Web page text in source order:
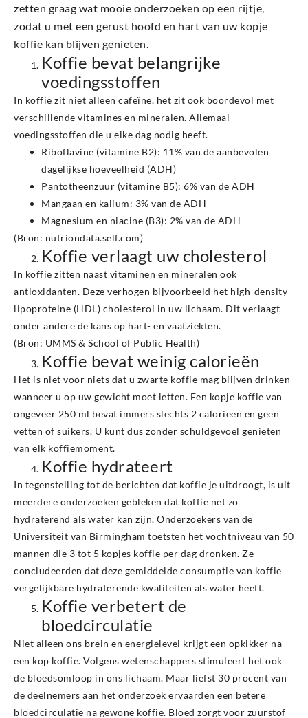
zetten graag wat mooie onderzoeken op een rijtje,
zodat u met een gerust hoofd en hart van uw kopje
koffie kan blijven genieten.
Koffie bevat belangrijke
voedingsstoffen
In koffie zit niet alleen cafeïne, het zit ook boordevol met
verschillende vitamines en mineralen. Allemaal
voedingsstoffen die u elke dag nodig heeft.
Riboflavine (vitamine B2): 11% van de aanbevolen
dagelijkse hoeveelheid (ADH)
Pantotheenzuur (vitamine B5): 6% van de ADH
Mangaan en kalium: 3% van de ADH
Magnesium en niacine (B3): 2% van de ADH
(Bron: nutriondata.self.com)
Koffie verlaagt uw cholesterol
In koffie zitten naast vitaminen en mineralen ook
antioxidanten. Deze verhogen bijvoorbeeld het high-density
lipoproteine (HDL) cholesterol in uw lichaam. Dit verlaagt
onder andere de kans op hart- en vaatziekten.
(Bron: UMMS & School of Public Health)
Koffie bevat weinig calorieën
Het is niet voor niets dat u zwarte koffie mag blijven drinken
wanneer u op uw gewicht moet letten. Een kopje koffie van
ongeveer 250 ml bevat immers slechts 2 calorieën en geen
vetten of suikers. U kunt dus zonder schuldgevoel genieten
van elk koffiemoment.
Koffie hydrateert
In tegenstelling tot de berichten dat koffie je uitdroogt, is uit
meerdere onderzoeken gebleken dat koffie net zo
hydraterend als water kan zijn. Onderzoekers van de
Universiteit van Birmingham toetsten het vochtniveau van 50
mannen die 3 tot 5 kopjes koffie per dag dronken. Ze
concludeerden dat deze gemiddelde consumptie van koffie
vergelijkbare hydraterende kwaliteiten als water heeft.
Koffie verbetert de
bloedcirculatie
Niet alleen ons brein en energielevel krijgt een opkikker na
een kop koffie. Volgens wetenschappers stimuleert het ook
de bloedsomloop in ons lichaam. Maar liefst 30 procent van
de deelnemers aan het onderzoek ervaarden een betere
bloedcirculatie na gewone koffie. Bloed zorgt voor zuurstof